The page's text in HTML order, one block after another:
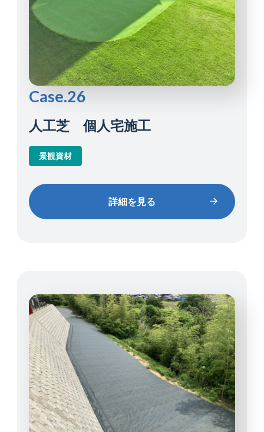
Case.26
人工芝 個人宅施工
景観資材
詳細を見る
詳細を見る